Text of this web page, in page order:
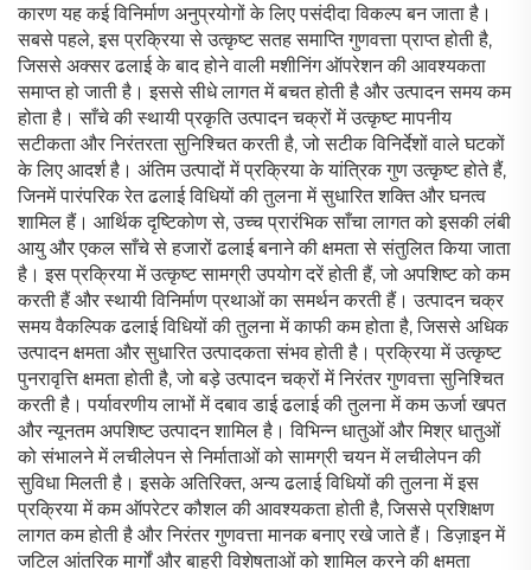
कारण यह कई विनिर्माण अनुप्रयोगों के लिए पसंदीदा विकल्प बन जाता है।
सबसे पहले, इस प्रक्रिया से उत्कृष्ट सतह समाप्ति गुणवत्ता प्राप्त होती है,
जिससे अक्सर ढलाई के बाद होने वाली मशीनिंग ऑपरेशन की आवश्यकता
समाप्त हो जाती है। इससे सीधे लागत में बचत होती है और उत्पादन समय कम
होता है। साँचे की स्थायी प्रकृति उत्पादन चक्रों में उत्कृष्ट मापनीय
सटीकता और निरंतरता सुनिश्चित करती है, जो सटीक विनिर्देशों वाले घटकों
के लिए आदर्श है। अंतिम उत्पादों में प्रक्रिया के यांत्रिक गुण उत्कृष्ट होते हैं,
जिनमें पारंपरिक रेत ढलाई विधियों की तुलना में सुधारित शक्ति और घनत्व
शामिल हैं। आर्थिक दृष्टिकोण से, उच्च प्रारंभिक साँचा लागत को इसकी लंबी
आयु और एकल साँचे से हजारों ढलाई बनाने की क्षमता से संतुलित किया जाता
है। इस प्रक्रिया में उत्कृष्ट सामग्री उपयोग दरें होती हैं, जो अपशिष्ट को कम
करती हैं और स्थायी विनिर्माण प्रथाओं का समर्थन करती हैं। उत्पादन चक्र
समय वैकल्पिक ढलाई विधियों की तुलना में काफी कम होता है, जिससे अधिक
उत्पादन क्षमता और सुधारित उत्पादकता संभव होती है। प्रक्रिया में उत्कृष्ट
पुनरावृत्ति क्षमता होती है, जो बड़े उत्पादन चक्रों में निरंतर गुणवत्ता सुनिश्चित
करती है। पर्यावरणीय लाभों में दबाव डाई ढलाई की तुलना में कम ऊर्जा खपत
और न्यूनतम अपशिष्ट उत्पादन शामिल है। विभिन्न धातुओं और मिश्र धातुओं
को संभालने में लचीलेपन से निर्माताओं को सामग्री चयन में लचीलेपन की
सुविधा मिलती है। इसके अतिरिक्त, अन्य ढलाई विधियों की तुलना में इस
प्रक्रिया में कम ऑपरेटर कौशल की आवश्यकता होती है, जिससे प्रशिक्षण
लागत कम होती है और निरंतर गुणवत्ता मानक बनाए रखे जाते हैं। डिज़ाइन में
जटिल आंतरिक मार्गों और बाहरी विशेषताओं को शामिल करने की क्षमता